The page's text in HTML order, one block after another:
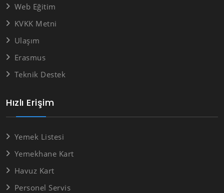
Hızlı Erişim
Yemek Listesi
Yemekhane Kart
Havuz Kart
Personel Servis
Web Eğitim
KVKK Metni
Ulaşım
Erasmus
Teknik Destek